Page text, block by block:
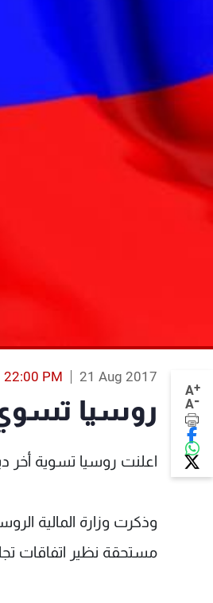
A+
A-
21 Aug 2017
22:00 PM
روسيا تسوي
اعلنت روسيا تسوية أخر
مستحقة نظير اتفاقات